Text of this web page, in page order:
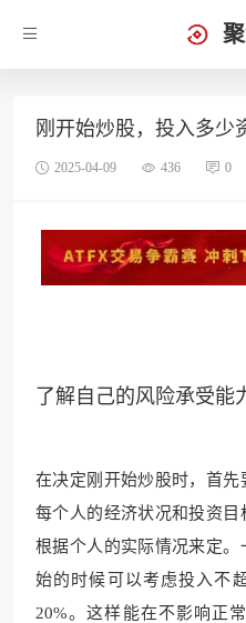
刚开始炒股，投入多少
2025-04-09 436 0
了解自己的风险承受能
在决定刚开始炒股时，首先
每个人的经济状况和投资
根据个人的实际情况来定
始的时候可以考虑投入不
20%。这样能在不影响正